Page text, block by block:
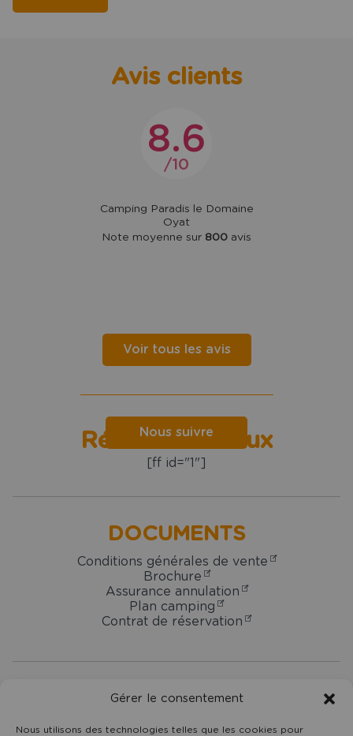
Gérer le consentement
Nous utilisons des technologies telles que les cookies pour
Avis clients
8.6
10
Camping Paradis le Domaine
Oyat
Note moyenne sur 800 avis
Voir tous les avis
Réseaux sociaux
[ff id="1"]
Nous suivre
Camping
Oyat
7 rue du Centre - 85800 Le Fenouiller
DOCUMENTS
Conditions générales de vente
Brochure
Assurance annulation
Plan camping
Contrat de réservation